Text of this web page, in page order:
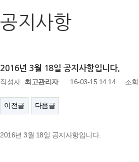
공지사항
2016년 3월 18일 공지사항입니다.
작성자 최고관리자 16-03-15 14:14 조회
이전글 다음글
2016년 3월 18일 공지사항입니다.